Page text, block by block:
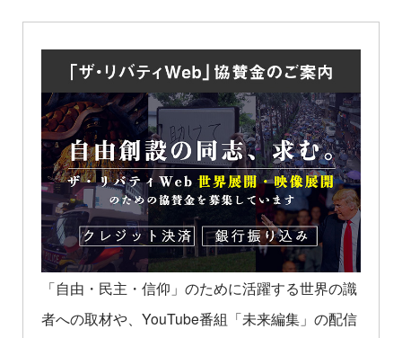
「自由・民主・信仰」のために活躍する世界の識
者への取材や、YouTube番組「未来編集」の配信